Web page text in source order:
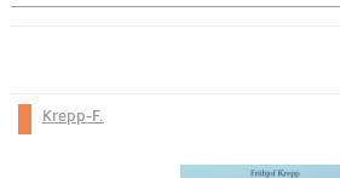
Krepp-F.